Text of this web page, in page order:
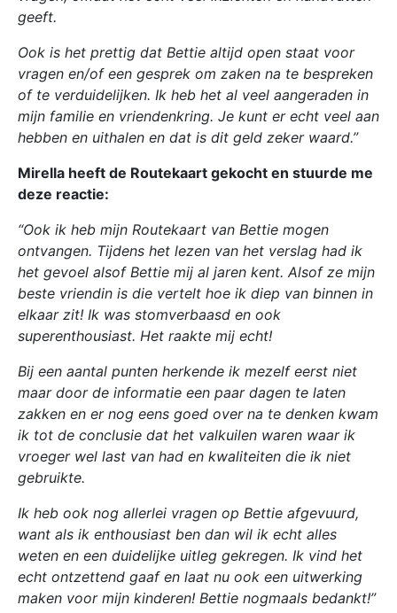
geeft.
Ook is het prettig dat Bettie altijd open staat voor
vragen en/of een gesprek om zaken na te bespreken
of te verduidelijken. Ik heb het al veel aangeraden in
mijn familie en vriendenkring. Je kunt er echt veel aan
hebben en uithalen en dat is dit geld zeker waard.”
Mirella heeft de Routekaart gekocht en stuurde me
deze reactie:
“Ook ik heb mijn Routekaart van Bettie mogen
ontvangen. Tijdens het lezen van het verslag had ik
het gevoel alsof Bettie mij al jaren kent. Alsof ze mijn
beste vriendin is die vertelt hoe ik diep van binnen in
elkaar zit! Ik was stomverbaasd en ook
superenthousiast. Het raakte mij echt!
Bij een aantal punten herkende ik mezelf eerst niet
maar door de informatie een paar dagen te laten
zakken en er nog eens goed over na te denken kwam
ik tot de conclusie dat het valkuilen waren waar ik
vroeger wel last van had en kwaliteiten die ik niet
gebruikte.
Ik heb ook nog allerlei vragen op Bettie afgevuurd,
want als ik enthousiast ben dan wil ik echt alles
weten en een duidelijke uitleg gekregen. Ik vind het
echt ontzettend gaaf en laat nu ook een uitwerking
maken voor mijn kinderen! Bettie nogmaals bedankt!”